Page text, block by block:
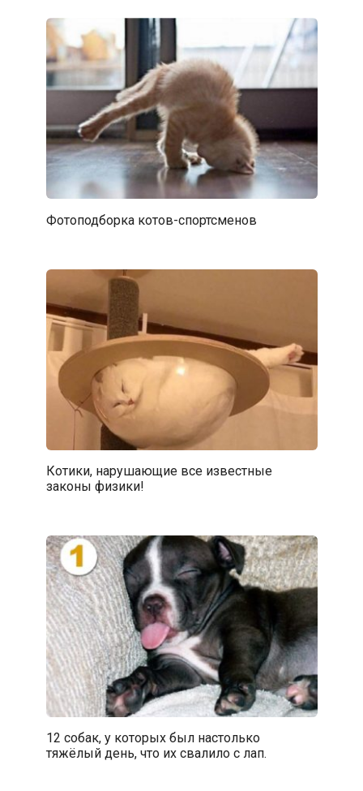
Фотоподборка котов-спортсменов
Котики, нарушающие все известные
законы физики!
12 собак, у которых был настолько
тяжёлый день, что их свалило с лап.